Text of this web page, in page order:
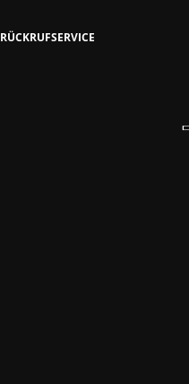
RÜCKRUFSERVICE